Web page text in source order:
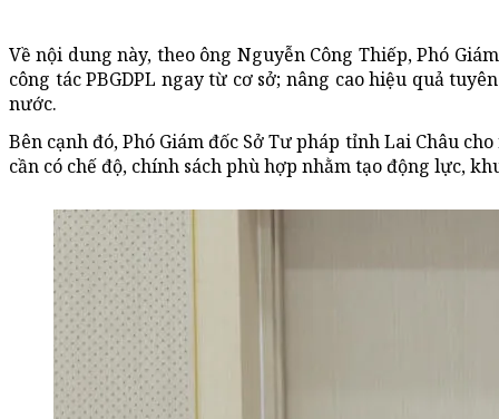
Về nội dung này, theo ông Nguyễn Công Thiếp, Phó
công tác PBGDPL ngay từ cơ sở; nâng cao hiệu quả
nước.
Bên cạnh đó, Phó Giám đốc Sở Tư pháp tỉnh Lai Châu
cần có chế độ, chính sách phù hợp nhằm tạo động lực,